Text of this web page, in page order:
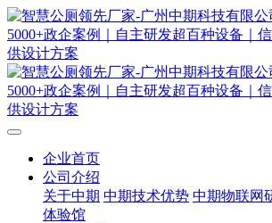
企业首页
公司介绍
关于中期 中期技术优势 中期物联网
体验馆